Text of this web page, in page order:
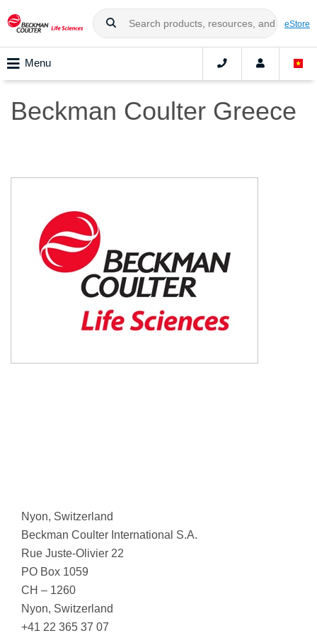
eStore
Menu
Beckman Coulter Greece
Nyon, Switzerland
Beckman Coulter International S.A.
Rue Juste-Olivier 22
PO Box 1059
CH – 1260
Nyon, Switzerland
+41 22 365 37 07